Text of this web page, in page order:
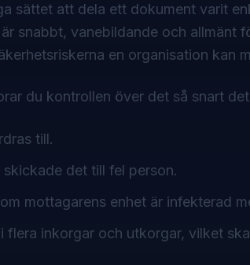
sättet att dela ett dokument varit
snabbt, vanebildande och allmänt
en organisation kan
du kontrollen över det så snart
till.
det till fel person.
mottagarens enhet är infekterad
flera inkorgar och utkorgar, vilket